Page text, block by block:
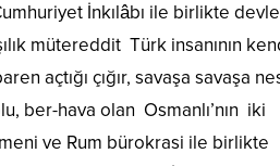
İnkılâbı ile birlikte
mütereddit Türk insanının
açtığı çığır, savaşa savaşa
ber-hava olan Osmanlı’nın iki
ve Rum bürokrasi ile birlikte